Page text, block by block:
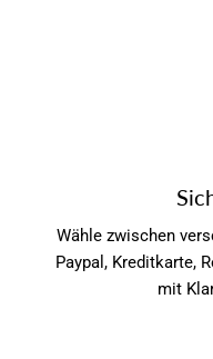
Wähle zwischen
Paypal, Kreditkarte,
mit